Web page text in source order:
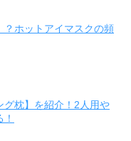
？ホットアイマスクの頻
グ枕】を紹介！2人用や